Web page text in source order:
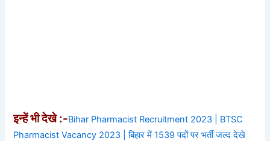
इन्हें भी देखे :-Bihar Pharmacist Recruitment 2023 | BTSC
Pharmacist Vacancy 2023 | बिहार में 1539 पदों पर भर्ती जल्द देखे